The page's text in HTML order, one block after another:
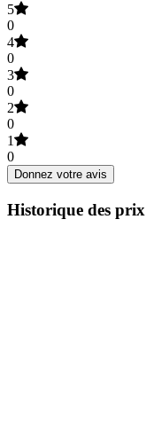
5
0
4
0
3
0
2
0
1
0
Donnez votre avis
Historique des prix